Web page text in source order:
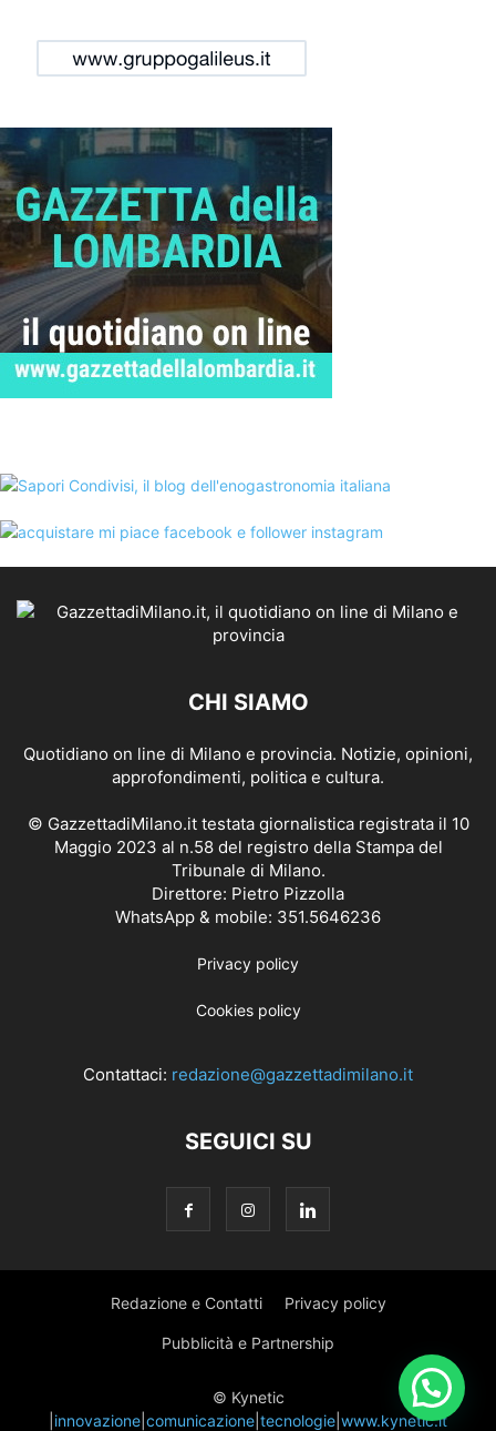
CHI SIAMO
Quotidiano on line di Milano e provincia. Notizie, opinioni,
approfondimenti, politica e cultura.
© GazzettadiMilano.it testata giornalistica registrata il 10
Maggio 2023 al n.58 del registro della Stampa del
Tribunale di Milano.
Direttore: Pietro Pizzolla
WhatsApp & mobile: 351.5646236
Privacy policy
Cookies policy
Contattaci: redazione@gazzettadimilano.it
SEGUICI SU
Redazione e Contatti Privacy policy
Pubblicità e Partnership
© Kynetic
innovazione comunicazione tecnologie www.kynetic.it